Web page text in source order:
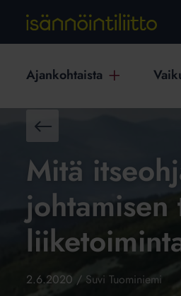
Ajankohtaista
Takaisin
Mitä
2.6.2020 / Suvi Tuominiemi